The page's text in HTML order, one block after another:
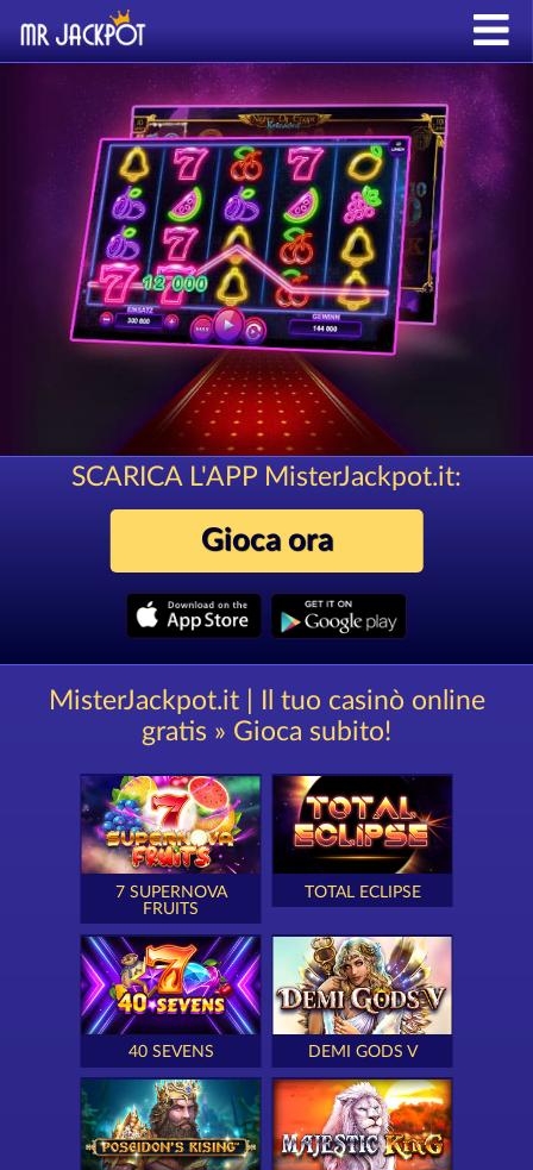
SCARICA L'APP MisterJackpot.it:
Gioca ora
MisterJackpot.it | Il tuo casinò online
gratis » Gioca subito!
7 SUPERNOVA
FRUITS
TOTAL ECLIPSE
40 SEVENS DEMI GODS V